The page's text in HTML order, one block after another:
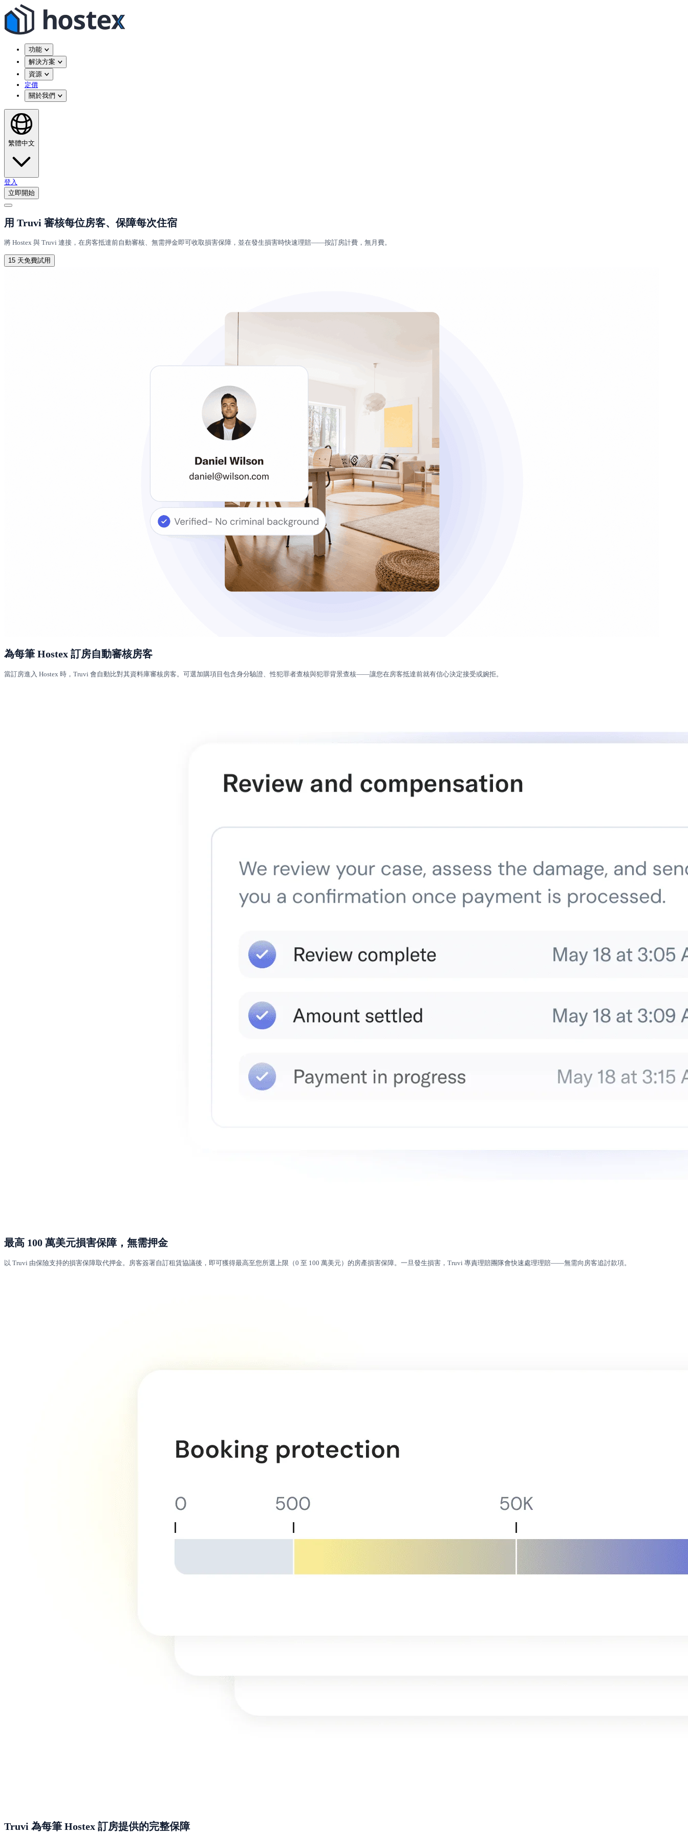
功能
解決方案
資源
定價
關於我們
繁體中文
登入
立即開始
用 Truvi 審核每位房客、保障每次住宿
將 Hostex 與 Truvi 連接，在房客抵達前自動審核、無需押金即可收取損害保障，並在發生損害時快速理賠——按訂房計費，無月費。
15 天免費試用
為每筆 Hostex 訂房自動審核房客
當訂房進入 Hostex 時，Truvi 會自動比對其資料庫審核房客。可選加購項目包含身分驗證、性犯罪者查核與犯罪背景查核——讓您在房客抵達前就有信心決定接受或婉拒。
最高 100 萬美元損害保障，無需押金
以 Truvi 由保險支持的損害保障取代押金。房客簽署自訂租賃協議後，即可獲得最高至您所選上限（0 至 100 萬美元）的房產損害保障。一旦發生損害，Truvi 專責理賠團隊會快速處理理賠——無需向房客追討款項。
Truvi 為每筆 Hostex 訂房提供的完整保障